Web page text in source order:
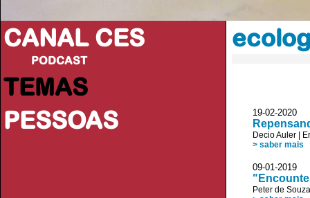
CANAL CES
PODCAST
TEMAS
PESSOAS
19-02-
Decio Auler
> saber mais
09-01-
Peter de Souza